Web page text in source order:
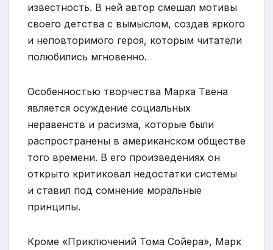
известность. В ней автор смешал мотивы
своего детства с вымыслом, создав яркого
и неповторимого героя, которым читатели
полюбились мгновенно.
Особенностью творчества Марка Твена
является осуждение социальных
неравенств и расизма, которые были
распространены в американском обществе
того времени. В его произведениях он
открыто критиковал недостатки системы
и ставил под сомнение моральные
принципы.
Кроме «Приключений Тома Сойера», Марк